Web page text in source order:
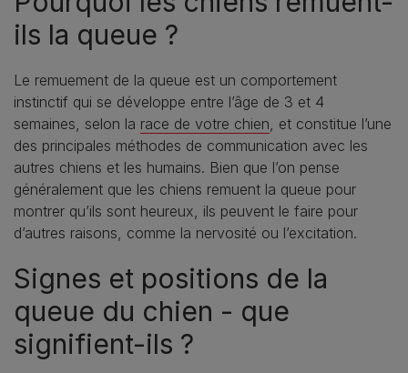
ils la queue ?
Le remuement de la queue est un comportement
instinctif qui se développe entre l’âge de 3 et 4
semaines, selon la race de votre chien , et constitue l’une
des principales méthodes de communication avec les
autres chiens et les humains. Bien que l’on pense
généralement que les chiens remuent la queue pour
montrer qu’ils sont heureux, ils peuvent le faire pour
d’autres raisons, comme la nervosité ou l’excitation.
Signes et positions de la
queue du chien - que
signifient-ils ?